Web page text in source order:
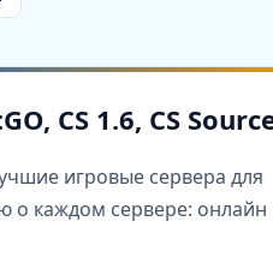
CS 1.6, CS
игровые сервера для
о каждом сервере: онлайн